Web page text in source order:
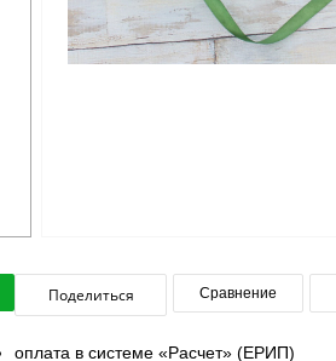
Поделиться Сравнение
оплата в системе «Расчет» (ЕРИП)